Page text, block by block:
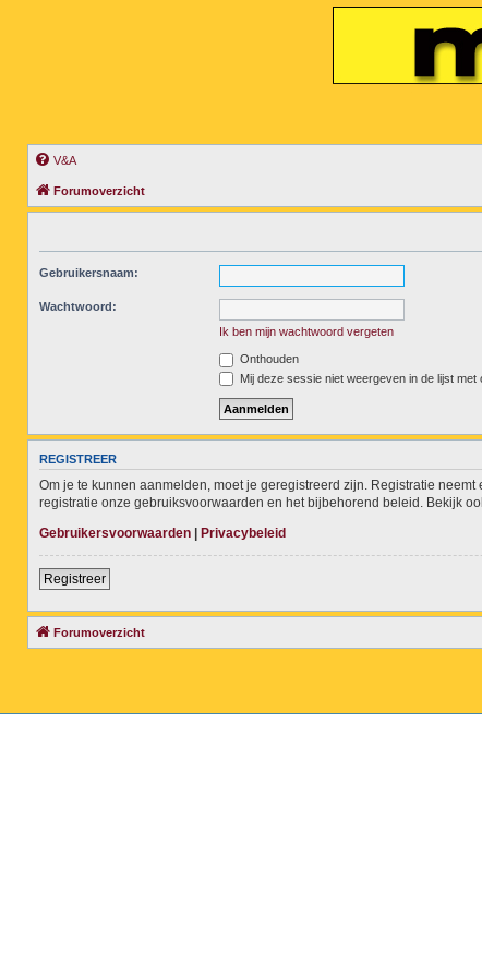
V&A
Forumoverzicht
Gebruikersnaam:
Wachtwoord:
Ik ben mijn wachtwoord vergeten
Onthouden
Mij deze sessie niet weergeven in de lijst met
REGISTREER
Om je te kunnen aanmelden, moet je geregistreerd zijn. Registratie
registratie onze gebruiksvoorwaarden en het bijbehorend beleid. Bekijk
Gebruikersvoorwaarden | Privacybeleid
Registreer
Forumoverzicht